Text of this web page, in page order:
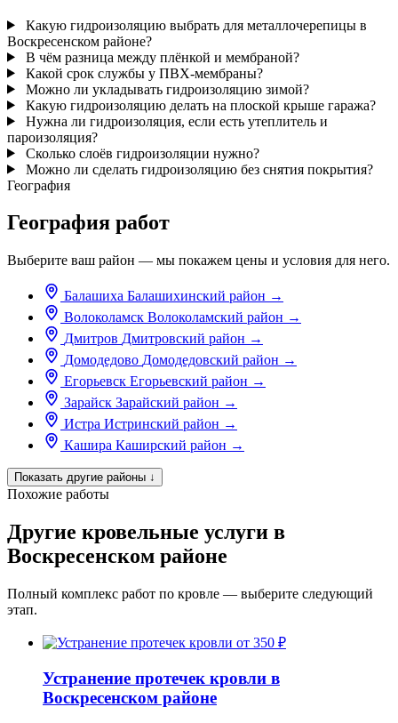
Какую гидроизоляцию выбрать для металлочерепицы в
Воскресенском районе?
В чём разница между плёнкой и мембраной?
Какой срок службы у ПВХ-мембраны?
Можно ли укладывать гидроизоляцию зимой?
Какую гидроизоляцию делать на плоской крыше гаража?
Нужна ли гидроизоляция, если есть утеплитель и
пароизоляция?
Сколько слоёв гидроизоляции нужно?
Можно ли сделать гидроизоляцию без снятия покрытия?
География
География работ
Выберите ваш район — мы покажем цены и условия для него.
Балашиха Балашихинский район →
Волоколамск Волоколамский район →
Дмитров Дмитровский район →
Домодедово Домодедовский район →
Егорьевск Егорьевский район →
Зарайск Зарайский район →
Истра Истринский район →
Кашира Каширский район →
Показать другие районы ↓
Похожие работы
Другие кровельные услуги в
Воскресенском районе
Полный комплекс работ по кровле — выберите следующий
этап.
от 350 ₽
Устранение протечек кровли в
Воскресенском районе